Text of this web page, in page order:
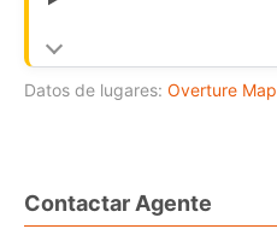
Datos de lugares: Overture
Contactar Agente